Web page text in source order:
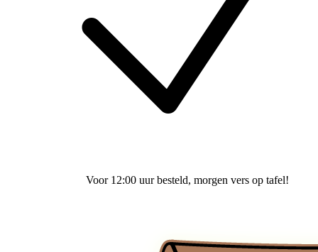
Voor 12:00 uur besteld, morgen vers op tafel!